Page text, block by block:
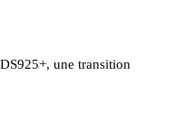
une transition